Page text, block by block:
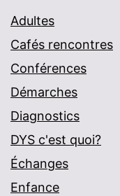
Adultes
Cafés rencontres
Conférences
Démarches
Diagnostics
DYS c'est quoi?
Échanges
Enfance